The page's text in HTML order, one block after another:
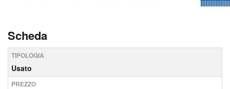
Scheda
TIPOLOGIA
Usato
PREZZO